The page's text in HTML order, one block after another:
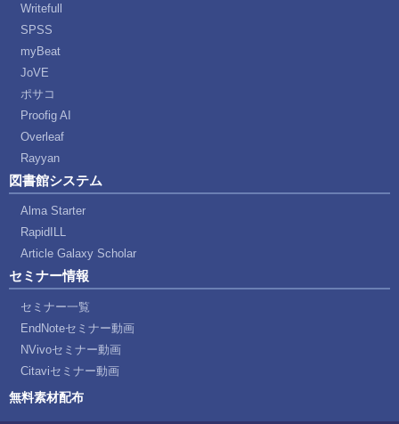
Writefull
SPSS
myBeat
JoVE
ポサコ
Proofig AI
Overleaf
Rayyan
図書館システム
Alma Starter
RapidILL
Article Galaxy Scholar
セミナー情報
セミナー一覧
EndNoteセミナー動画
NVivoセミナー動画
Citaviセミナー動画
無料素材配布